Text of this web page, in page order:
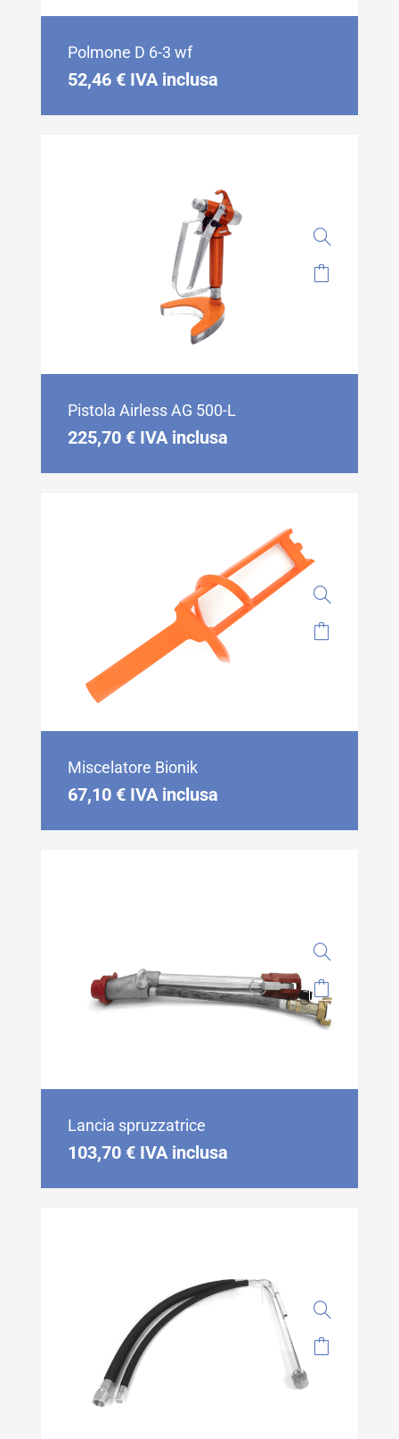
Polmone D 6-3 wf
52,46 € IVA inclusa
Pistola Airless AG 500-L
225,70 € IVA inclusa
Miscelatore Bionik
67,10 € IVA inclusa
Lancia spruzzatrice
103,70 € IVA inclusa